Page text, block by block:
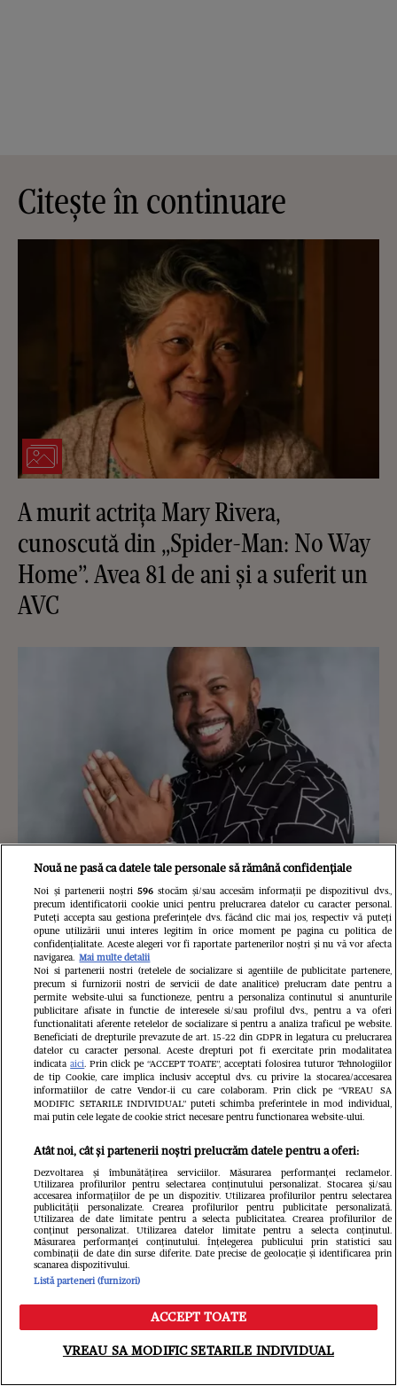
Citește în continuare
A murit actrița Mary Rivera,
cunoscută din „Spider-Man: No Way
Home”. Avea 81 de ani și a suferit un
AVC
Cabral, o nouă apariție alături de
iubită! Cum au fost surprinși de
paparazzi într-un club de fițe
Meniu Caută
Nouă ne pasă ca datele tale personale să rămână confidențiale
Noi și partenerii noștri 596stocăm și/sau accesăm informații pe dispozitivul dvs.,
precum identificatorii cookie unici pentru prelucrarea datelor cu caracter personal.
Puteți accepta sau gestiona preferințele dvs. făcând clic mai jos, respectiv vă puteți
opune utilizării unui interes legitim în orice moment pe pagina cu politica de
confidențialitate. Aceste alegeri vor fi raportate partenerilor noștri și nu vă vor afecta
navigarea. Mai multe detalii
Noi si partenerii nostri (retelele de socializare si agentiile de publicitate partenere,
precum si furnizorii nostri de servicii de date analitice) prelucram date pentru a
permite website-ului sa functioneze, pentru a personaliza continutul si anunturile
publicitare afisate in functie de interesele si/sau profilul dvs., pentru a va oferi
functionalitati aferente retelelor de socializare si pentru a analiza traficul pe website.
Beneficiati de drepturile prevazute de art. 15-22 din GDPR in legatura cu prelucrarea
datelor cu caracter personal. Aceste drepturi pot fi exercitate prin modalitatea
indicataaici. Prin click pe “ACCEPT TOATE”, acceptati folosirea tuturor Tehnologiilor
de tip Cookie, care implica inclusiv acceptul dvs. cu privire la stocarea/accesarea
informatiilor de catre Vendor-ii cu care colaboram. Prin click pe “VREAU SA
MODIFIC SETARILE INDIVIDUAL” puteti schimba preferintele in mod individual,
mai putin cele legate de cookie strict necesare pentru functionarea website-ului.
Atât noi, cât și partenerii noștri prelucrăm datele pentru a oferi:
Dezvoltarea și îmbunătățirea serviciilor. Măsurarea performanței reclamelor.
Utilizarea profilurilor pentru selectarea conținutului personalizat. Stocarea și/sau
accesarea informațiilor de pe un dispozitiv. Utilizarea profilurilor pentru selectarea
publicității personalizate. Crearea profilurilor pentru publicitate personalizată.
Utilizarea de date limitate pentru a selecta publicitatea. Crearea profilurilor de
conținut personalizat. Utilizarea datelor limitate pentru a selecta conținutul.
Măsurarea performanței conținutului. Înțelegerea publicului prin statistici sau
combinații de date din surse diferite. Date precise de geolocație și identificarea prin
scanarea dispozitivului.
Listă parteneri (furnizori)
ACCEPT TOATE
VREAU SA MODIFIC SETARILE INDIVIDUAL